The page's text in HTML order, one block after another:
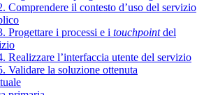
Comprendere il contesto d’uso del servizio
Progettare i processi e i touchpointdel
Realizzare l’interfaccia utente del servizio
Validare la soluzione ottenuta